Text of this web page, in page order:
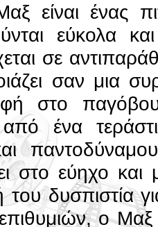
είναι ένας
εύκολα
σε
σαν μια
στο
ένα
στο εύηχο και
του δυσπιστία
ο